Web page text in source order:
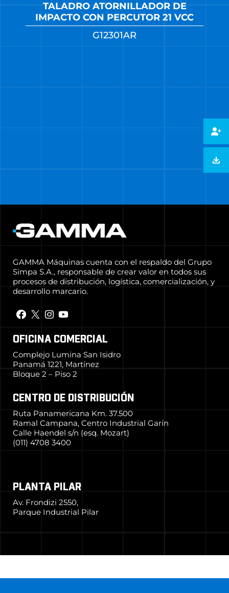
TALADRO ATORNILLADOR DE
IMPACTO CON PERCUTOR 21 VCC
G12301AR
GAMMA Máquinas cuenta con el respaldo del Grupo
Simpa S.A., responsable de crear valor en todos sus
procesos de distribución, logística, comercialización, y
desarrollo marcario.
OFICINA COMERCIAL
Complejo Lumina San Isidro
Panamá 1221, Martínez
Bloque 2 – Piso 2
CENTRO DE DISTRIBUCIÓN
Ruta Panamericana Km. 37.500
Ramal Campana, Centro Industrial Garín
Calle Haendel s/n (esq. Mozart)
(011) 4708 3400
PLANTA PILAR
Av. Frondizi 2550,
Parque Industrial Pilar